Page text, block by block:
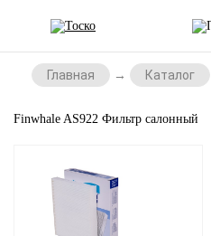
Главная Каталог
Finwhale AS922 Фильтр салонный